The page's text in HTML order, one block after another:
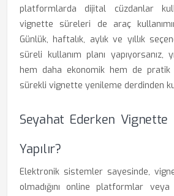
platformlarda dijital cüzdanlar
vignette süreleri de araç
Günlük, haftalık, aylık ve yıllık
süreli kullanım planı yapıyorsanız,
hem daha ekonomik hem de pratik
sürekli vignette yenileme derdinden
Seyahat Ederken Vignette
Yapılır?
Elektronik sistemler sayesinde,
olmadığını online platformlar